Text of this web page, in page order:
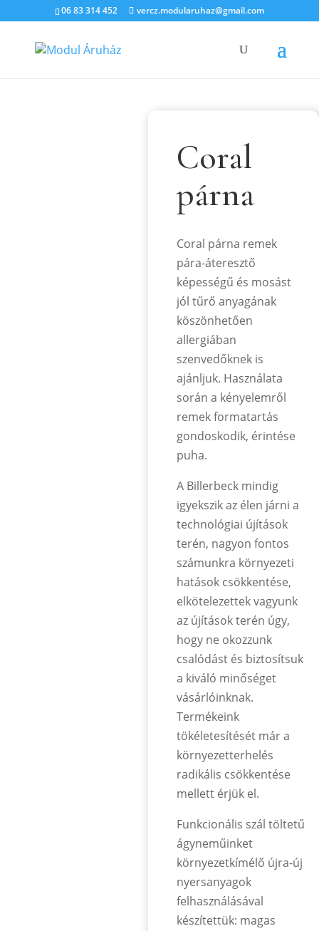
06 83 314 452 vercz.modularuhaz@gmail.com
Coral
párna
Coral párna remek
pára-áteresztő
képességű és mosást
jól tűrő anyagának
köszönhetően
allergiában
szenvedőknek is
ajánljuk. Használata
során a kényelemről
remek formatartás
gondoskodik, érintése
puha.
A Billerbeck mindig
igyekszik az élen járni a
technológiai újítások
terén, nagyon fontos
számunkra környezeti
hatások csökkentése,
elkötelezettek vagyunk
az újítások terén úgy,
hogy ne okozzunk
csalódást és biztosítsuk
a kiváló minőséget
vásárlóinknak.
Termékeink
tökéletesítését már a
környezetterhelés
radikális csökkentése
mellett érjük el.
Funkcionális szál töltetű
ágyneműinket
környezetkímélő újra-új
nyersanyagok
felhasználásával
készítettük: magas